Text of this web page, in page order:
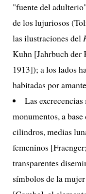
"fuente del
de los lujuriosos
las ilustraciones del
Kuhn [Jahrbuch der
1913]); a los lados
habitadas por
Las
monumentos, a
cilindros, medias
femeninos
transparentes
símbolos de la